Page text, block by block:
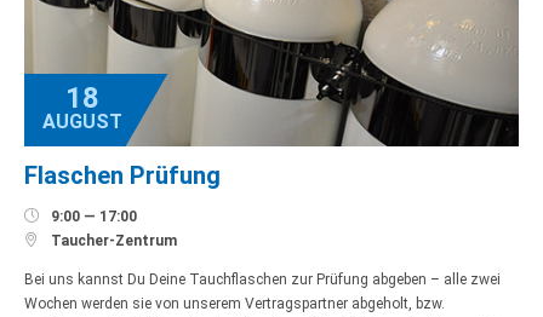
18
AUGUST
Flaschen Prüfung
 9:00 — 17:00
 Taucher-Zentrum
Bei uns kannst Du Deine Tauchflaschen zur Prüfung abgeben – alle zwei
Wochen werden sie von unserem Vertragspartner abgeholt, bzw.